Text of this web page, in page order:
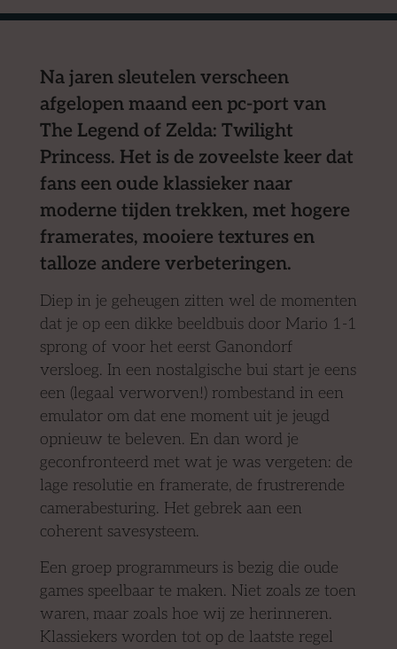
Na jaren sleutelen verscheen
afgelopen maand een pc-port van
The Legend of Zelda: Twilight
Princess. Het is de zoveelste keer dat
fans een oude klassieker naar
moderne tijden trekken, met hogere
framerates, mooiere textures en
talloze andere verbeteringen.
Diep in je geheugen zitten wel de momenten
dat je op een dikke beeldbuis door Mario 1-1
sprong of voor het eerst Ganondorf
versloeg. In een nostalgische bui start je eens
een (legaal verworven!) rombestand in een
emulator om dat ene moment uit je jeugd
opnieuw te beleven. En dan word je
geconfronteerd met wat je was vergeten: de
lage resolutie en framerate, de frustrerende
camerabesturing. Het gebrek aan een
coherent savesysteem.
Een groep programmeurs is bezig die oude
games speelbaar te maken. Niet zoals ze toen
waren, maar zoals hoe wij ze herinneren.
Klassiekers worden tot op de laatste regel